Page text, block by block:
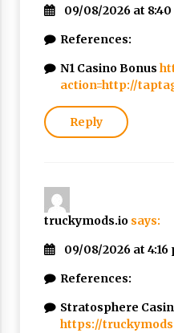
09/08/2026 at 8:40
References:
N1 Casino Bonus
action=http://
Reply
truckymods.io says:
09/08/2026 at 4:16
References:
Stratosphere
https://